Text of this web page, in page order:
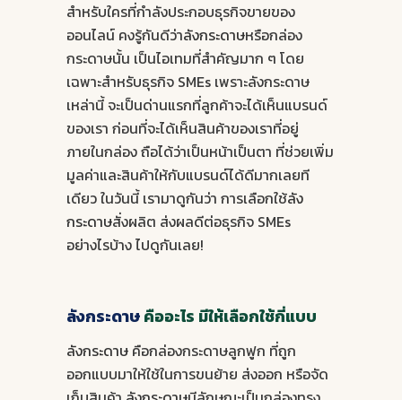
สำหรับใครที่กำลังประกอบธุรกิจขายของ
ออนไลน์ คงรู้กันดีว่าลังกระดาษหรือกล่อง
กระดาษนั้น เป็นไอเทมที่สำคัญมาก ๆ โดย
เฉพาะสำหรับธุรกิจ SMEs เพราะลังกระดาษ
เหล่านี้ จะเป็นด่านแรกที่ลูกค้าจะได้เห็นแบรนด์
ของเรา ก่อนที่จะได้เห็นสินค้าของเราที่อยู่
ภายในกล่อง ถือได้ว่าเป็นหน้าเป็นตา ที่ช่วยเพิ่ม
มูลค่าและสินค้าให้กับแบรนด์ได้ดีมากเลยที
เดียว ในวันนี้ เรามาดูกันว่า การเลือกใช้ลัง
กระดาษสั่งผลิต ส่งผลดีต่อธุรกิจ SMEs
อย่างไรบ้าง ไปดูกันเลย!
ลังกระดาษคืออะไร มีให้เลือกใช้กี่แบบ
ลังกระดาษ คือกล่องกระดาษลูกฟูก ที่ถูก
ออกแบบมาให้ใช้ในการขนย้าย ส่งออก หรือจัด